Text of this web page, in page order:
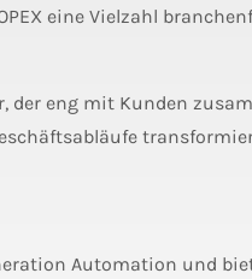
eine Vielzahl
der eng mit Kunden
Automation und